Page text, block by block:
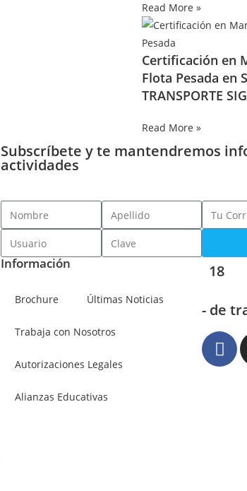
Read More »
Certificación en
Flota Pesada en
TRANSPORTE
Read More »
Subscríbete y te mantendremos
actividades
Información
Brochure Últimas Noticias
Trabaja con Nosotros
Autorizaciones Legales
Alianzas Educativas
18
- de